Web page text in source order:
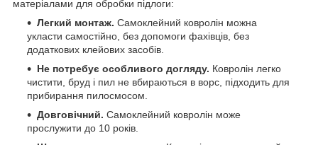
матеріалами для обробки підлоги:
Легкий монтаж. Самоклейний ковролін можна
укласти самостійно, без допомоги фахівців, без
додаткових клейових засобів.
Не потребує особливого догляду. Ковролін легко
чистити, бруд і пил не вбираються в ворс, підходить для
прибирання пилосмосом.
Довговічний. Самоклейний ковролін може
прослужити до 10 років.